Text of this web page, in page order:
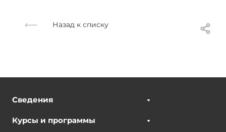
Назад к списку
Сведения
Курсы и программы